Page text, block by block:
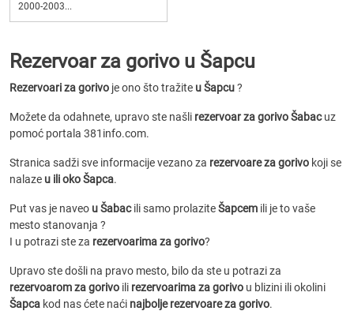
2000-2003...
Rezervoar za gorivo u Šapcu
Rezervoari za gorivo je ono što tražite u Šapcu?
Možete da odahnete, upravo ste našli rezervoar za gorivo Šabacuz
pomoć portala 381info.com.
Stranica sadži sve informacije vezano za rezervoare za gorivo koji se
nalaze u ili oko Šapca.
Put vas je naveo u Šabacili samo prolaziteŠapcem ili je to vaše
mesto stanovanja ?
I u potrazi ste za rezervoarima za gorivo?
Upravo ste došli na pravo mesto, bilo da ste u potrazi za
rezervoarom za gorivo ili rezervoarima za gorivo u blizini ili okolini
Šapca kod nas ćete naći najbolje rezervoare za gorivo.